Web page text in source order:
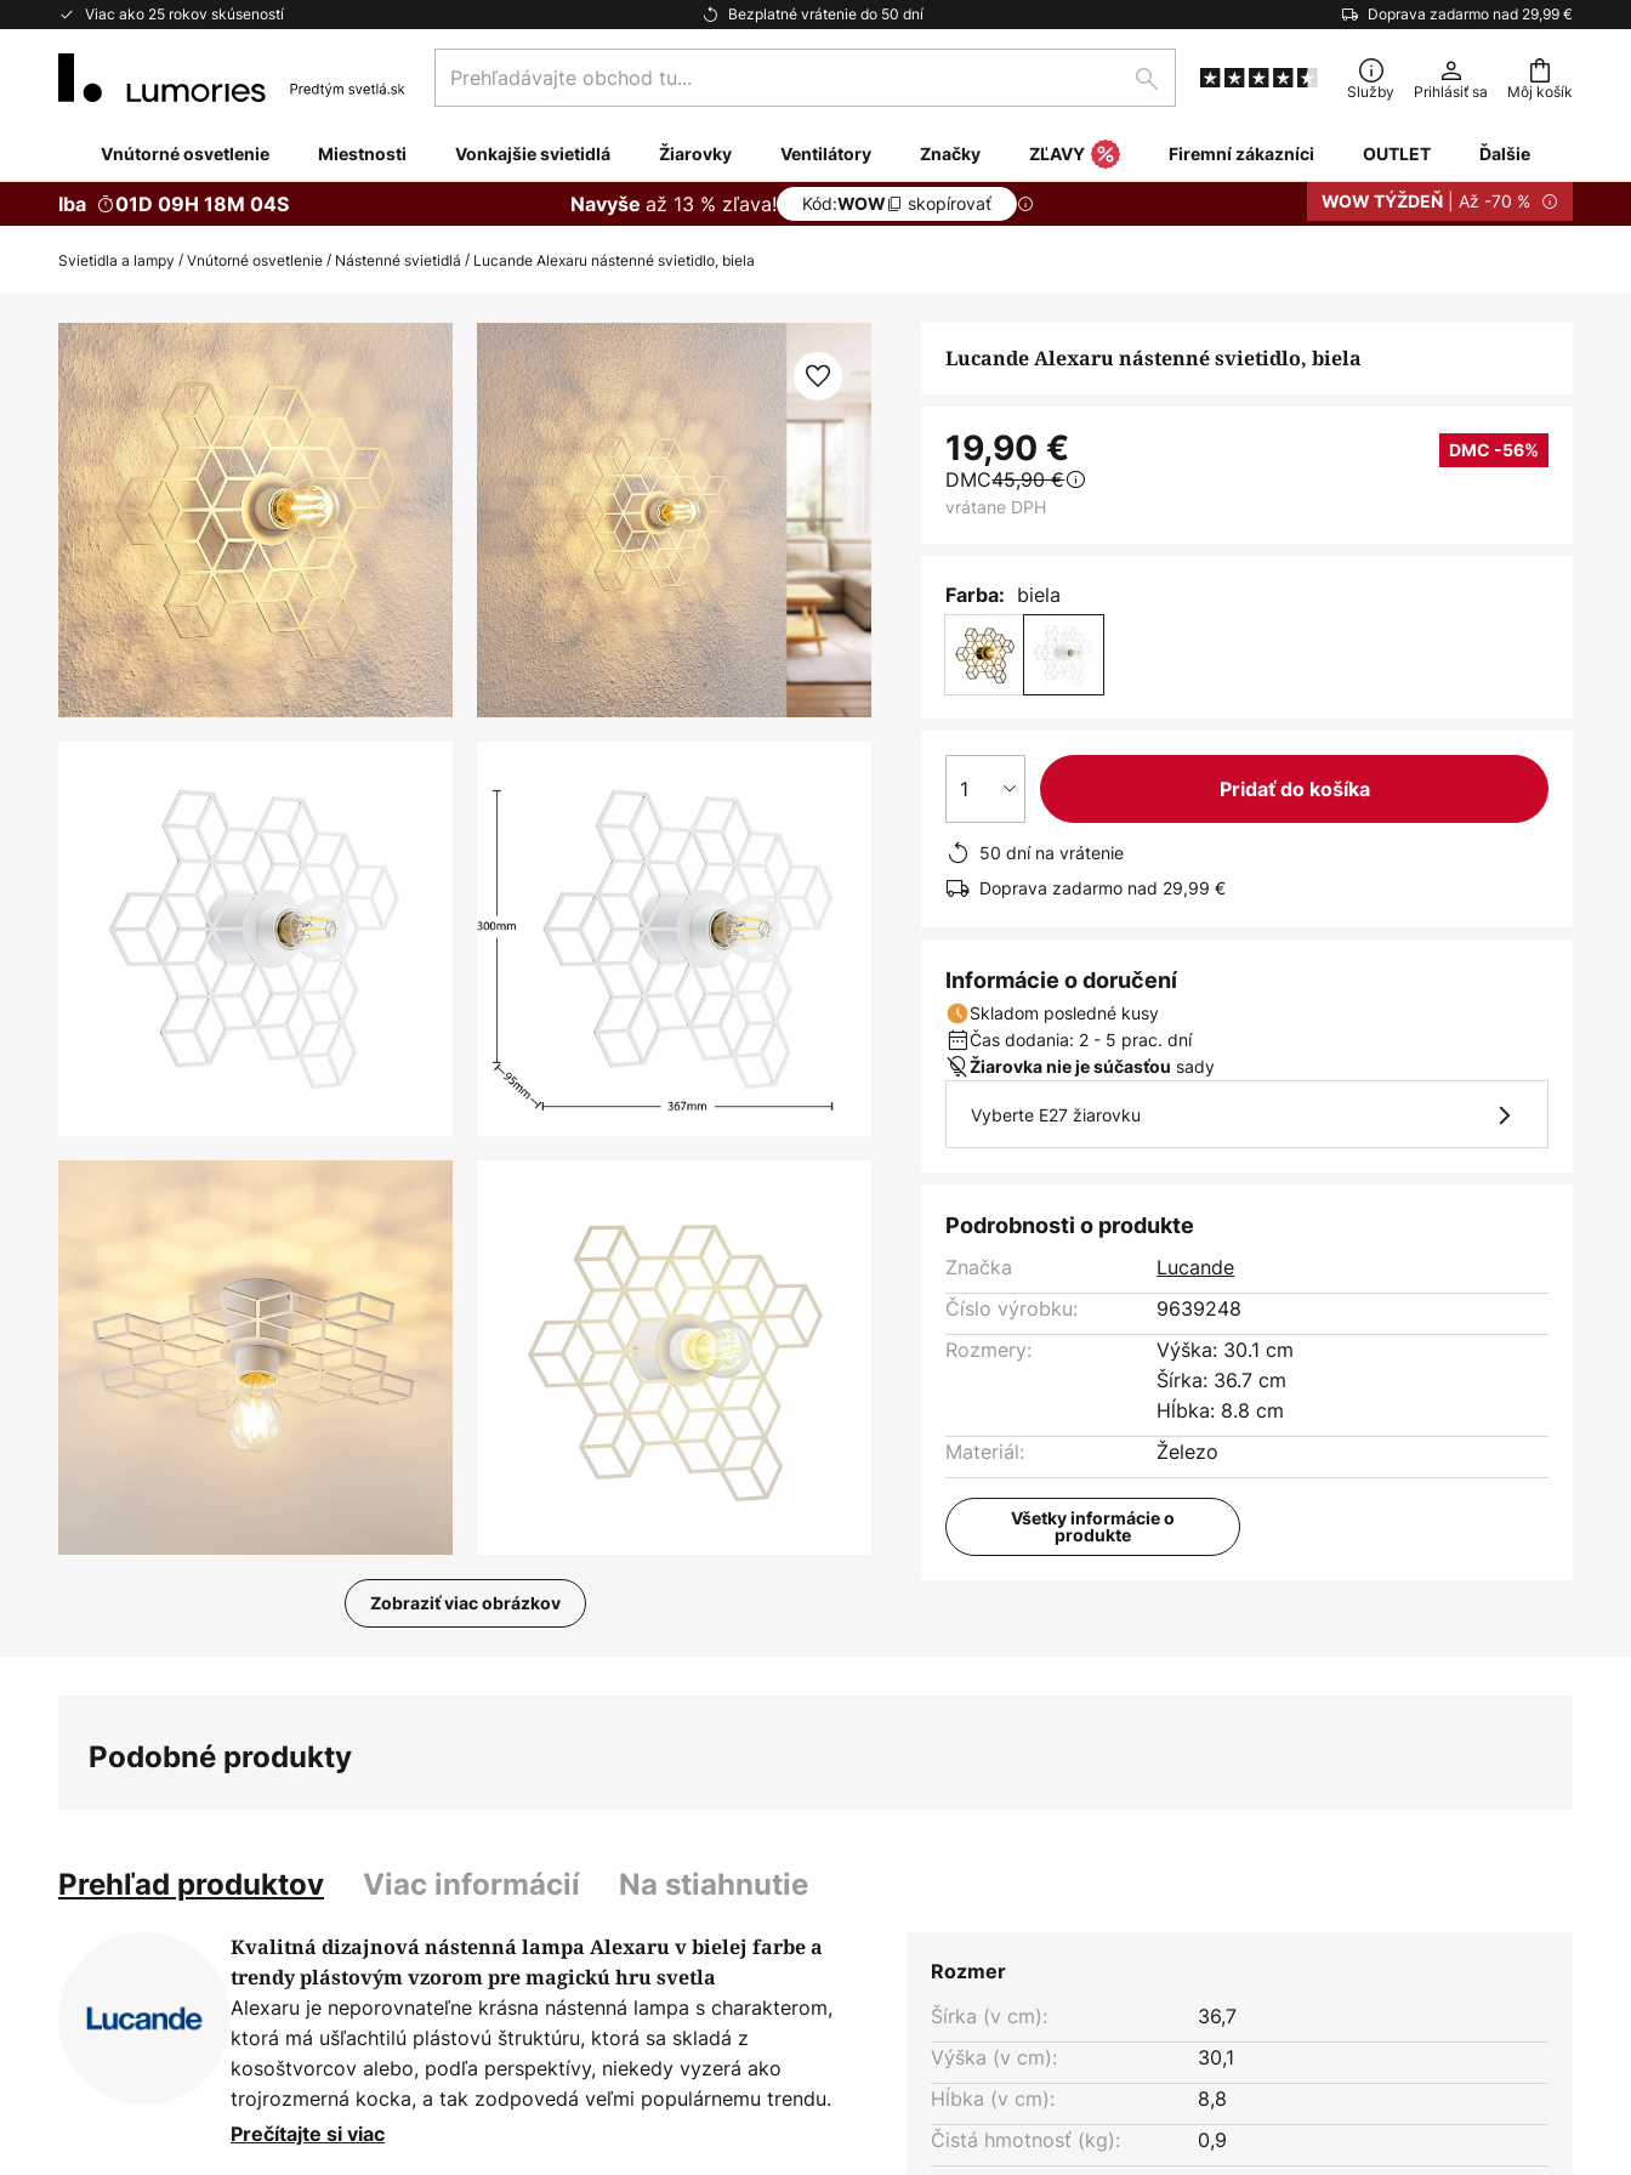
Viac ako 25 rokov skúseností Bezplatné vrátenie do 50 dní Doprava zadarmo nad 29,99 €
Skip
Môj košík
Prehľadávajte
obchod
Hľadať Služby Prihlásiť sa
Vnútorné osvetlenie Miestnosti Vonkajšie svietidlá Žiarovky Ventilátory Značky ZĽAVY Firemní zákazníci OUTLET Ďalšie
Iba 01D 09H 18M 03S Navyše až 13 % zľava! Kód:WOW skopírovať WOW TÝŽDEŇ | Až -70 %
Svietidla a lampy Vnútorné osvetlenie Nástenné svietidlá Lucande Alexaru nástenné svietidlo, biela
Preskočiť
na
koniec
galérie
obrázkov
Zobraziť viac obrázkov
obrázkov
Lucande Alexaru nástenné svietidlo, biela
19,90 € DMC -56%
DMC45,90 €
vrátane DPH
Farba: biela
1 Pridať do košíka
50 dní na vrátenie
Doprava zadarmo nad 29,99 €
Informácie o doručení
Skladom posledné kusy
Čas dodania: 2 - 5 prac. dní
Žiarovka nie je súčasťou sady
Vyberte E27 žiarovku
Podrobnosti o produkte
Značka
Lucande
Číslo výrobku:
9639248
Rozmery:
Výška: 30.1 cm
Šírka: 36.7 cm
Hĺbka: 8.8 cm
Materiál:
Železo
Všetky informácie o
produkte
Podobné produkty
Prehľad produktov Viac informácií Na stiahnutie
Kvalitná dizajnová nástenná lampa Alexaru v bielej farbe a
trendy plástovým vzorom pre magickú hru svetla
Alexaru je neporovnateľne krásna nástenná lampa s charakterom,
ktorá má ušľachtilú plástovú štruktúru, ktorá sa skladá z
kosoštvorcov alebo, podľa perspektívy, niekedy vyzerá ako
trojrozmerná kocka, a tak zodpovedá veľmi populárnemu trendu.
Už vo vypnutom stave vyzerá svietidlo veľmi pekne, ale naozaj
Prečítajte si viac
Rozmer
Šírka (v cm):
36,7
Výška (v cm):
30,1
Hĺbka (v cm):
8,8
Čistá hmotnosť (kg):
0,9